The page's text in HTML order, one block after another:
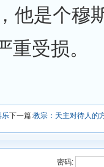
他是个穆
重受损。
乐下一篇:教宗：天主对待人的
密码: